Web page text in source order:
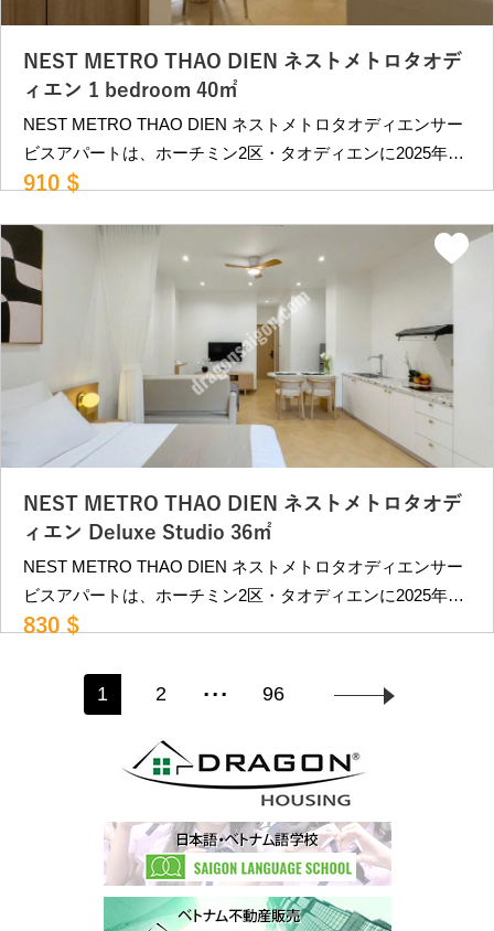
詳細はお問合せください。 ＿＿＿＿＿＿＿＿＿＿＿＿＿＿
＿＿＿＿＿＿＿＿＿＿＿＿＿＿＿＿ ベトナム・ホーチミン
の不動産屋 ドラゴンハウジング （2007年創業）
NEST METRO THAO DIEN ネストメトロタオデ
ィエン 1 bedroom 40㎡
NEST METRO THAO DIEN ネストメトロタオディエンサー
ビスアパートは、ホーチミン2区・タオディエンに2025年オ
ープンの人気サービスアパートです。 メトロ駅に至近で便
囲は閑静なエリアで静かに暮らしたい方向きの物件です。
近隣にはカフェ、レストランが多数あり、ビンコムメガモー
ルも徒歩10分程度にあります。 レタントン日本人街へも車
で約15分程、第2の日本人街PHAM VIET CHANH st.にも車
で10分程と便利な立地です。 部屋タイプ •Serene
Studio（33㎡）：750USD〜 •Deluxe Studio、Garden
Studio（36㎡）：830USD〜 •1ベッドルーム（40㎡）：
910USD〜 ＊ VAT,水道代,インターネット,掃除週6回、洗濯
週2回込み ＊別途、電気代 空室状況等により変動。詳細は
お問合せください。 ＿＿＿＿＿＿＿＿＿＿＿＿＿＿＿＿＿
＿＿＿＿＿＿＿＿＿＿＿＿＿ ベトナム・ホーチミンの不動
910 $
NEST METRO THAO DIEN ネストメトロタオデ
ィエン Deluxe Studio 36㎡
NEST METRO THAO DIEN ネストメトロタオディエンサー
ビスアパートは、ホーチミン2区・タオディエンに2025年オ
ープンの人気サービスアパートです。 メトロ駅に至近で便
囲は閑静なエリアで静かに暮らしたい方向きの物件です。
近隣にはカフェ、レストランが多数あり、ビンコムメガモー
ルも徒歩10分程度にあります。 レタントン日本人街へも車
で約15分程、第2の日本人街PHAM VIET CHANH st.にも車
で10分程と便利な立地です。 部屋タイプ •Serene
Studio（33㎡）：750USD〜 •Deluxe Studio、Garden
Studio（36㎡）：830USD〜 •1ベッドルーム（40㎡）：
910USD〜 ＊ VAT,水道代,インターネット,掃除週6回、洗濯
830 $
1 2 ... 96